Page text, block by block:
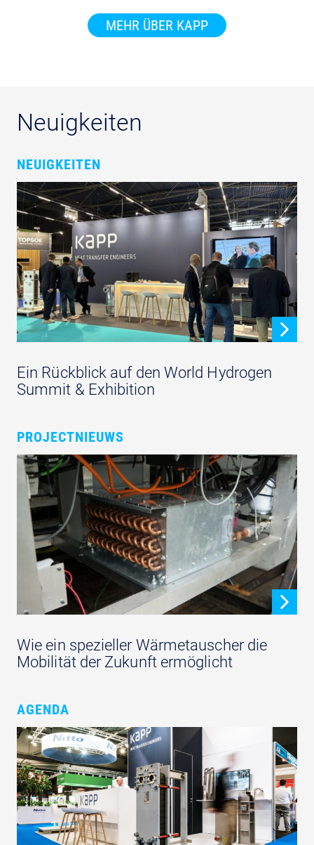
MEHR ÜBER KAPP
Neuigkeiten
NEUIGKEITEN
Ein Rückblick auf den World Hydrogen
Summit & Exhibition
PROJECTNIEUWS
Wie ein spezieller Wärmetauscher die
Mobilität der Zukunft ermöglicht
AGENDA